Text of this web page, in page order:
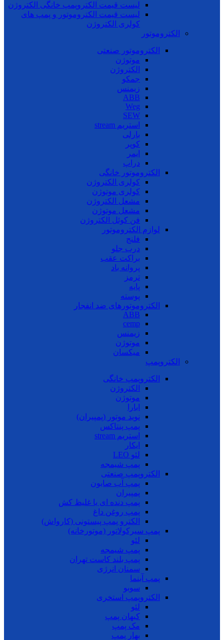
لیست قیمت الکتروپمپ خانگی الکتروژن
لیست قیمت الکتروموتور و پمپ های
کولری الکتروژن
الکتروموتور
الکتروموتور صنعتی
موتوژن
الکتروژن
جمکو
زیمنس
ABB
Weg
SEW
استریم stream
بارلی
کوپر
ایمر
دراپ
الکتروموتور خانگی
کولری الکتروژن
کولری موتوژن
مشعل الکتروژن
مشعل موتوژن
فن کوئل الکتروژن
لوازم الکتروموتور
فلنج
درب جلو
براکت عقب
پروانه باد
ترمز
پایه
پوسته
الکتروموتورهای ضد انفجار
ABB
cemp
زیمنس
موتوژن
میکسان
الکتروپمپ
الکتروپمپ خانگی
الکتروژن
موتوژن
ابارا
نوید موتور (پمپیران)
پمپ پنتاکس
استریم stream
ایکار
لئو LEO
پمپ شیمجه
الکتروپمپ صنعتی
پمپ آب صابون
پمپیران
پمپ دنده ای یا غلیظ کش
پمپ روغن داغ
الکترو پمپ پیستونی (کارواش)
پمپ سیرکولاتور (موتورخانه)
لئو
پمپ شیمجه
پمپ بلند کاست تهران
سمنان انرژی
پمپ آبنما
سوبو
الکتروپمپ استخری
لئو
کیهان پمپ
مک پمپ
بهار پمپ